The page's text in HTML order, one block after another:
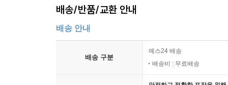
배송/반품/교환 안내
배송 안내
배송 구분
예스24 배송
배송비 : 무료배송